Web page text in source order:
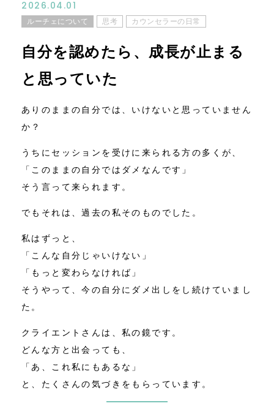
アクセス
2026.04.01
ルーチェについて 思考 カウンセラーの日常
自分を認めたら、成長が止まる
と思っていた
ありのままの自分では、いけないと思っていません
か？
うちにセッションを受けに来られる方の多くが、
「このままの自分ではダメなんです」
そう言って来られます。
でもそれは、過去の私そのものでした。
私はずっと、
「こんな自分じゃいけない」
「もっと変わらなければ」
そうやって、今の自分にダメ出しをし続けていまし
た。
クライエントさんは、私の鏡です。
どんな方と出会っても、
「あ、これ私にもあるな」
と、たくさんの気づきをもらっています。